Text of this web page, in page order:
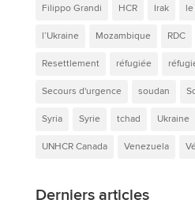
Filippo Grandi HCR Irak le
l’Ukraine Mozambique RDC
Resettlement réfugiée
Secours d'urgence soudan
Syria Syrie tchad Ukraine
UNHCR Canada Venezuela
Derniers articles